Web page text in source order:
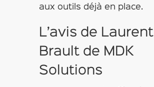
aux outils déjà en place.
L’avis de Laurent
Brault de MDK
Solutions